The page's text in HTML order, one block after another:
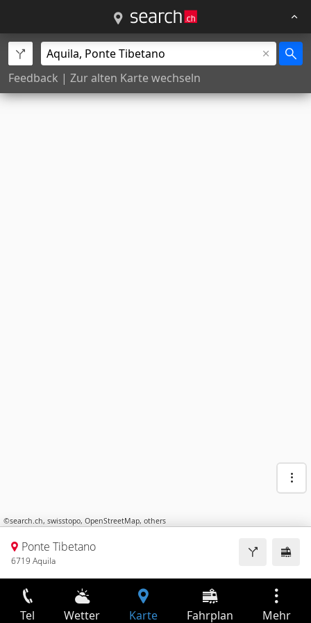
Feedback | Zur alten Karte wechseln
©search.ch, swisstopo, OpenStreetMap, others
Ponte Tibetano
6719 Aquila
Tel Wetter Karte Fahrplan Mehr